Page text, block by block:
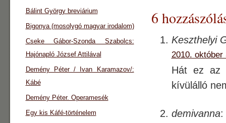
6
Keszthelyi
2010. október
Hát ez az
kívülálló
demivanna:
Bálint György breviárium
Bigonya (mosolygó magyar irodalom)
Cseke Gábor-Szonda Szabolcs:
Hajónapló József Attilával
Demény Péter / Ivan Karamazov/:
Kábé
Demény Péter. Operamesék
Egy kis Káfé-történelem